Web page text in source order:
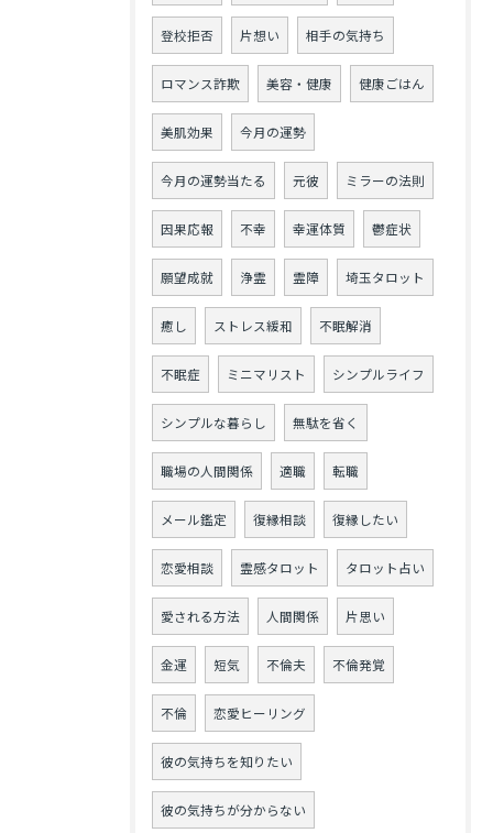
登校拒否 片想い 相手の気持ち
ロマンス詐欺 美容・健康 健康ごはん
美肌効果 今月の運勢
今月の運勢当たる 元彼 ミラーの法則
因果応報 不幸 幸運体質 鬱症状
願望成就 浄霊 霊障 埼玉タロット
癒し ストレス緩和 不眠解消
不眠症 ミニマリスト シンプルライフ
シンプルな暮らし 無駄を省く
職場の人間関係 適職 転職
メール鑑定 復縁相談 復縁したい
恋愛相談 霊感タロット タロット占い
愛される方法 人間関係 片思い
金運 短気 不倫夫 不倫発覚
不倫 恋愛ヒーリング
彼の気持ちを知りたい
彼の気持ちが分からない